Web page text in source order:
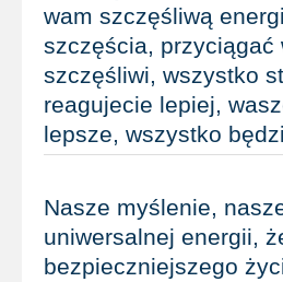
wam szczęśliwą
szczęścia,
szczęśliwi, wszystko
reagujecie lepiej,
lepsze, wszystko
Nasze myślenie,
uniwersalnej energii,
bezpieczniejszego